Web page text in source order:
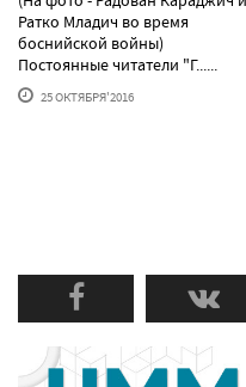
Ратко Младич во время
боснийской войны)
Постоянные читатели "Г......
25 ОКТЯБРЯ'2016